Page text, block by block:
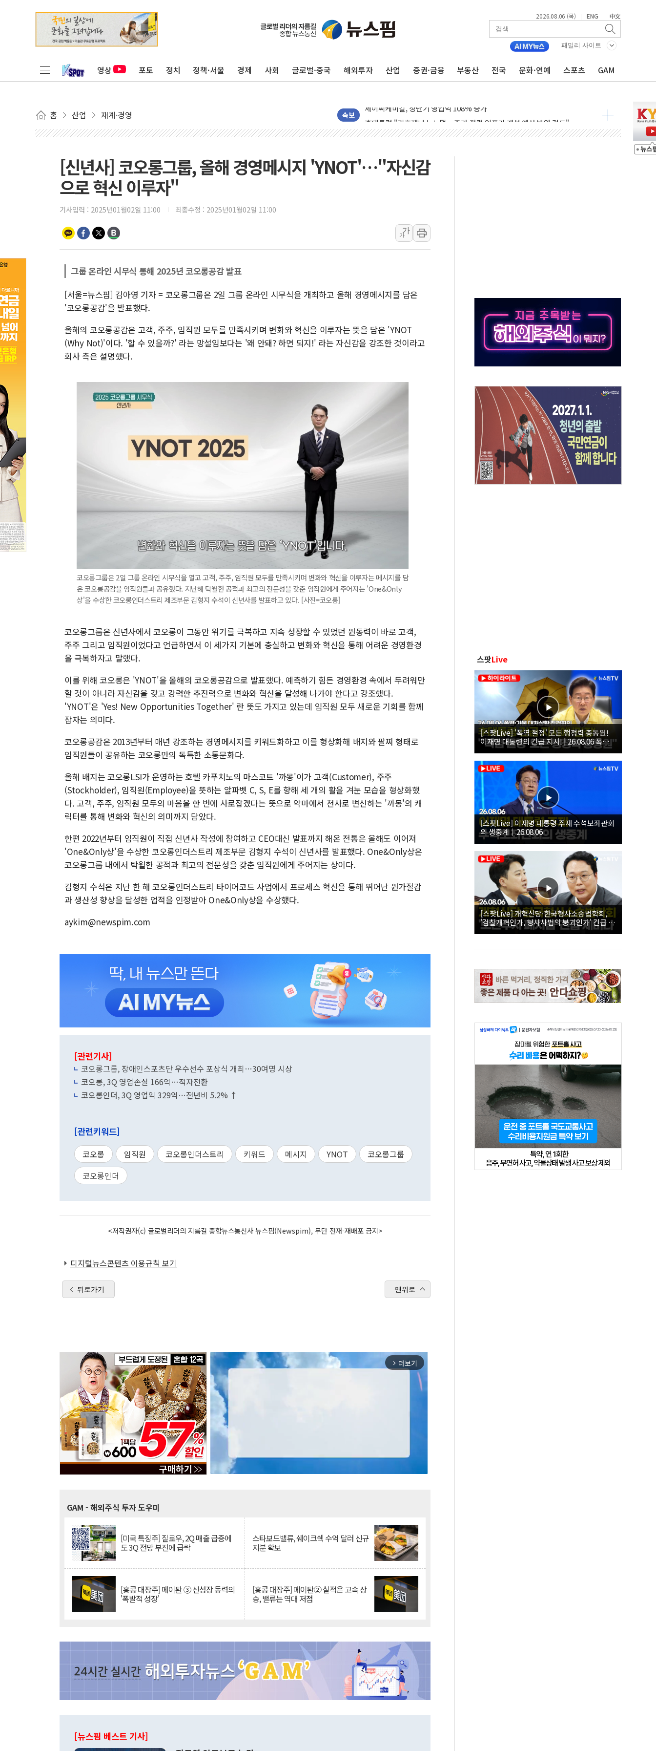
2026.08.06 (목) | ENG | 中文
패밀리 사이트
영상 포토 정치 정책·서울 경제 사회 글로벌·중국 해외투자 산업 증권·금융 부동산 전국 문화·연예 스포츠 GAM
홈 산업 재계·경영 속보
李대통령 "취약계층 되어가는 청년들…실제 수요에 맞게 정책 정비"
LG전자, IFA 2026서 '차세대 AI 홈' 비전 공개
'SSD 프리미엄' 놓친 SK하이닉스, 솔리다임 띄운다
李대통령 "기후재난 뉴노멀…주거·전력 인프라 개선 예산 반영 검토"
오세훈 "서민 전·월세 외면한 세제개편"…용산공원 훼손 안 돼
온코닉테라퓨틱스 '자큐보', 인도 품목허가…해외 첫 허가
오세훈 '여론조사 대납' 항소심 21일 첫 공판…1심은 시장직 상실형
'엔화 방어 공조'라는 이름의 베선트식 QE..."연준에 부담 가중"
청와대 "조희대 대법원장 탄핵 공감, 사실 아니다…대법관 신속 제청 해야"
李대통령 "40도 폭염, 외신에서나 보던 일"…전방위 대응 지시
법무법인 YK, 교정위원 중앙협의회와 맞손…수용자·가족 법률지원 확대
컴투스, 8일부터 서머너즈 워 챔피언십 개최
[신년사] 코오롱그룹, 올해 경영메시지 'YNOT'…"자신감
으로 혁신 이루자"
기사입력 : 2025년01월02일 11:00 최종수정 : 2025년01월02일 11:00
가
가
그룹 온라인 시무식 통해 2025년 코오롱공감 발표
[서울=뉴스핌] 김아영 기자 = 코오롱그룹은 2일 그룹 온라인 시무식을 개최하고 올해 경영메시지를 담은
'코오롱공감'을 발표했다.
올해의 코오롱공감은 고객, 주주, 임직원 모두를 만족시키며 변화와 혁신을 이루자는 뜻을 담은 'YNOT
(Why Not)'이다. '할 수 있을까?' 라는 망설임보다는 '왜 안돼? 하면 되지!' 라는 자신감을 강조한 것이라고
회사 측은 설명했다.
코오롱그룹은 2일 그룹 온라인 시무식을 열고 고객, 주주, 임직원 모두를 만족시키며 변화와 혁신을 이루자는 메시지를 담
은 코오롱공감을 임직원들과 공유했다. 지난해 탁월한 공적과 최고의 전문성을 갖춘 임직원에게 주어지는 'One&Only
상'을 수상한 코오롱인더스트리 제조부문 김형지 수석이 신년사를 발표하고 있다. [사진=코오롱]
코오롱그룹은 신년사에서 코오롱이 그동안 위기를 극복하고 지속 성장할 수 있었던 원동력이 바로 고객,
주주 그리고 임직원이었다고 언급하면서 이 세가지 기본에 충실하고 변화와 혁신을 통해 어려운 경영환경
을 극복하자고 말했다.
이를 위해 코오롱은 'YNOT'을 올해의 코오롱공감으로 발표했다. 예측하기 힘든 경영환경 속에서 두려워만
할 것이 아니라 자신감을 갖고 강력한 추진력으로 변화와 혁신을 달성해 나가야 한다고 강조했다.
'YNOT'은 'Yes! New Opportunities Together' 란 뜻도 가지고 있는데 임직원 모두 새로운 기회를 함께
잡자는 의미다.
코오롱공감은 2013년부터 매년 강조하는 경영메시지를 키워드화하고 이를 형상화해 배지와 팔찌 형태로
임직원들이 공유하는 코오롱만의 독특한 소통문화다.
올해 배지는 코오롱LSI가 운영하는 호텔 카푸치노의 마스코트 '까몽'이가 고객(Customer), 주주
(Stockholder), 임직원(Employee)을 뜻하는 알파벳 C, S, E를 향해 세 개의 활을 겨눈 모습을 형상화했
다. 고객, 주주, 임직원 모두의 마음을 한 번에 사로잡겠다는 뜻으로 악마에서 천사로 변신하는 '까몽'의 캐
릭터를 통해 변화와 혁신의 의미까지 담았다.
한편 2022년부터 임직원이 직접 신년사 작성에 참여하고 CEO대신 발표까지 해온 전통은 올해도 이어져
'One&Only상'을 수상한 코오롱인더스트리 제조부문 김형지 수석이 신년사를 발표했다. One&Only상은
코오롱그룹 내에서 탁월한 공적과 최고의 전문성을 갖춘 임직원에게 주어지는 상이다.
김형지 수석은 지난 한 해 코오롱인더스트리 타이어코드 사업에서 프로세스 혁신을 통해 뛰어난 원가절감
과 생산성 향상을 달성한 업적을 인정받아 One&Only상을 수상했다.
aykim@newspim.com
[관련기사]
코오롱그룹, 장애인스포츠단 우수선수 포상식 개최…30여명 시상
코오롱, 3Q 영업손실 166억…적자전환
코오롱인더, 3Q 영업익 329억…전년비 5.2% ↑
[관련키워드]
코오롱 임직원 코오롱인더스트리 키워드 메시지 YNOT
코오롱그룹
코오롱인더
<저작권자(c) 글로벌리더의 지름길 종합뉴스통신사 뉴스핌(Newspim), 무단 전재-재배포 금지>
디지털뉴스콘텐츠 이용규칙 보기
뒤로가기 맨위로
arrow_forward_ios 더보기
GAM - 해외주식 투자 도우미
[미국 특징주] 질로우, 2Q 매출 급증에
도 3Q 전망 부진에 급락
스타보드밸류, 쉐이크쉑 수억 달러 신규
지분 확보
[홍콩 대장주] 메이퇀 ③ 신성장 동력의
'폭발적 성장'
[홍콩 대장주] 메이퇀② 실적은 고속 상
승, 밸류는 역대 저점
[뉴스핌 베스트 기사]
스팟Live
[스팟Live] '폭염 절정' 모든 행정력 총동원!
이재명 대통령의 긴급 지시! | 26.08.06 폭염•
가뭄 대처상황 점검회의
[스팟Live] 이재명 대통령 주재 수석보좌관회
의 생중계｜26.08.06
[스팟Live] 개혁신당·한국형사소송법학회,
'검찰개혁인가, 형사사법의 붕괴인가' 긴급 세
미나｜26.08.06